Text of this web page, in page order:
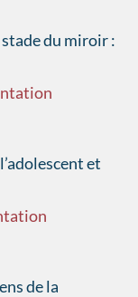
du miroir :
et
de la